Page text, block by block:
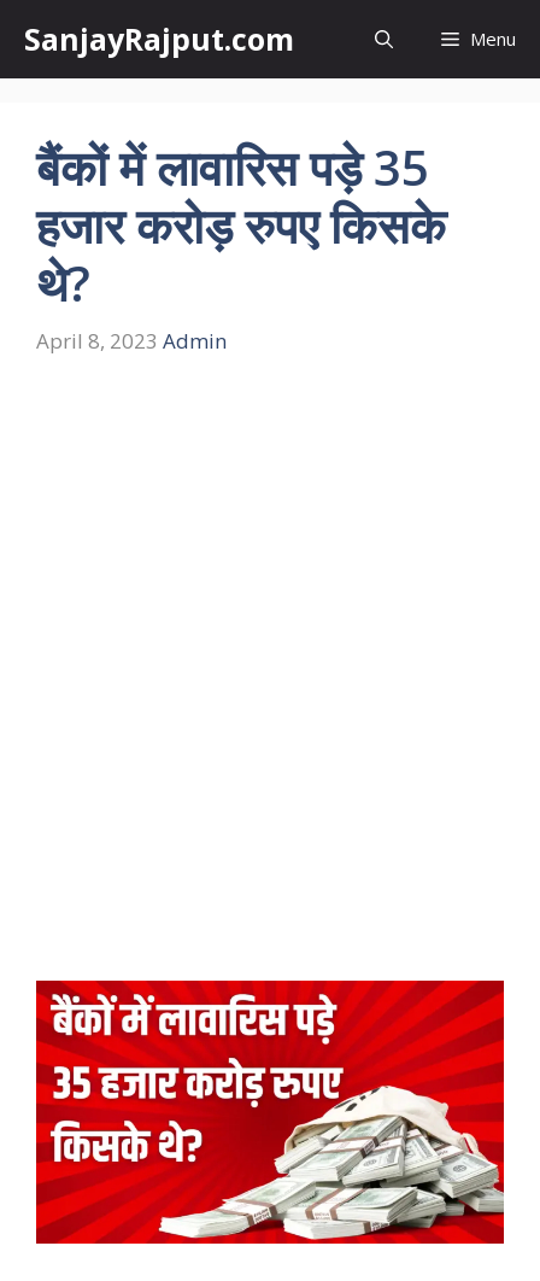
content
SanjayRajput.com Menu
बैंकों में लावारिस पड़े 35
हजार करोड़ रुपए किसके
थे?
April 8, 2023 Admin